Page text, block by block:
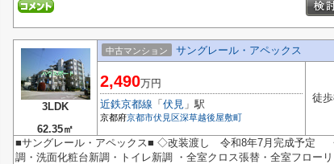
3LDK
62.35㎡
中古マンション サングレール・アペックス
2,490万円
近鉄京都線 「 伏見 」駅
京都府京都市伏見区深草越後屋敷町
徒
■サングレール・アペックス■ ◇改装渡し 令和8年7月完成予定
調・洗面化粧台新調・トイレ新調 ・全室クロス張替・全室フロー